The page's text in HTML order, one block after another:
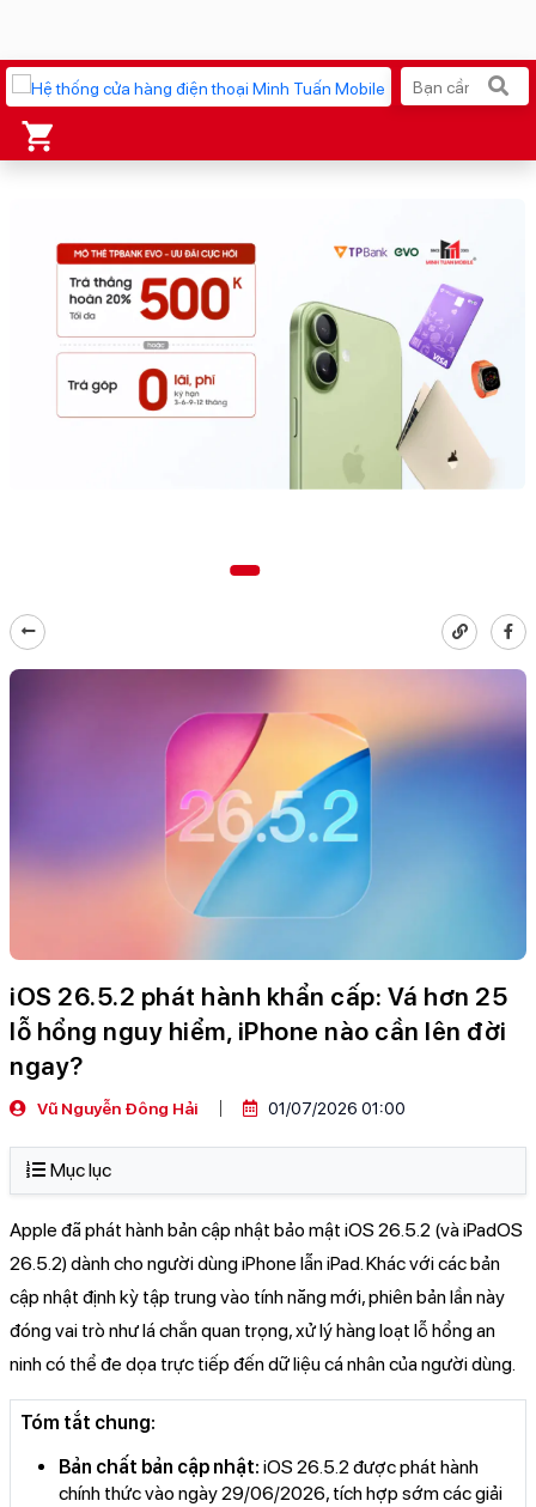
AirTag 2 Mới Galaxy Z8 Series
AirPods 4 OPPO Reno16
Apple Watch S11 Ốp lưng Pitaka
Ốp lưng Apple
Cốc sạc Apple
iOS 26.5.2 phát hành khẩn cấp: Vá hơn 25
lỗ hổng nguy hiểm, iPhone nào cần lên đời
ngay?
Vũ Nguyễn Đông Hải 01/07/2026 01:00
Mục lục
Apple đã phát hành bản cập nhật bảo mật iOS 26.5.2 (và iPadOS
26.5.2) dành cho người dùng iPhone lẫn iPad. Khác với các bản
cập nhật định kỳ tập trung vào tính năng mới, phiên bản lần này
đóng vai trò như lá chắn quan trọng, xử lý hàng loạt lỗ hổng an
ninh có thể đe dọa trực tiếp đến dữ liệu cá nhân của người dùng.
Tóm tắt chung:
Bản chất bản cập nhật: iOS 26.5.2 được phát hành
chính thức vào ngày 29/06/2026, tích hợp sớm các giải